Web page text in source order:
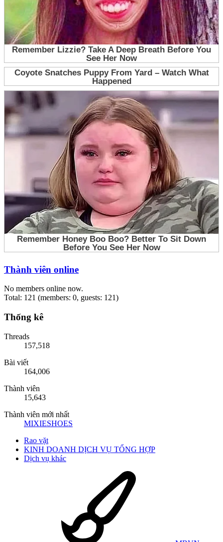
Thành viên online
No members online now.
Total: 121 (members: 0, guests: 121)
Thống kê
Threads
157,518
Bài viết
164,006
Thành viên
15,643
Thành viên mới nhất
MIXIESHOES
Rao vặt
KINH DOANH DỊCH VỤ TỔNG HỢP
Dịch vụ khác